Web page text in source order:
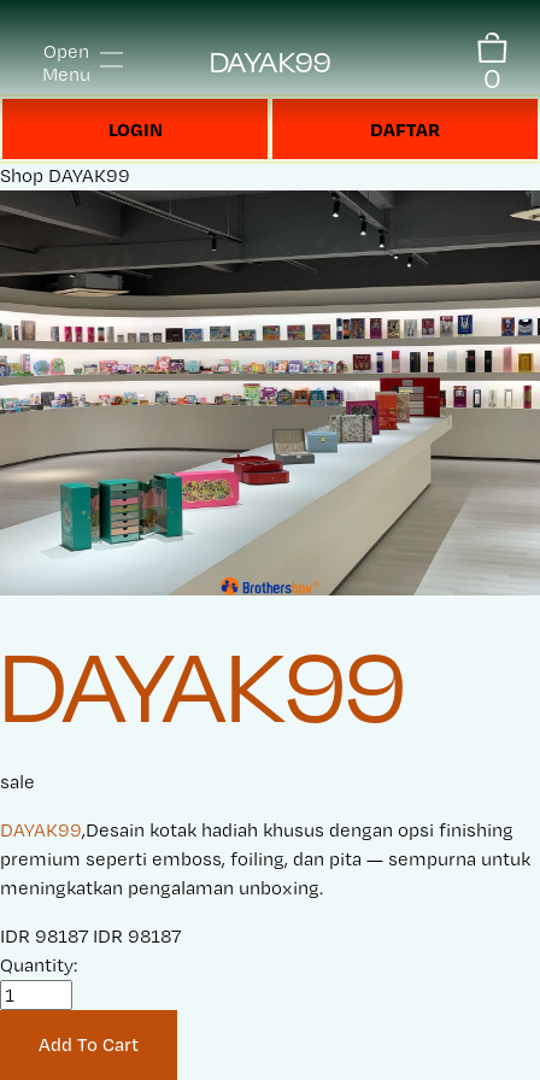
Open
Menu
DAYAK99 0
LOGIN DAFTAR
Shop DAYAK99
DAYAK99
sale
DAYAK99,Desain kotak hadiah khusus dengan opsi finishing
premium seperti emboss, foiling, dan pita — sempurna untuk
meningkatkan pengalaman unboxing.
S
a
IDR 98187 O
i
IDR 98187
Quantity:
Add To Cart